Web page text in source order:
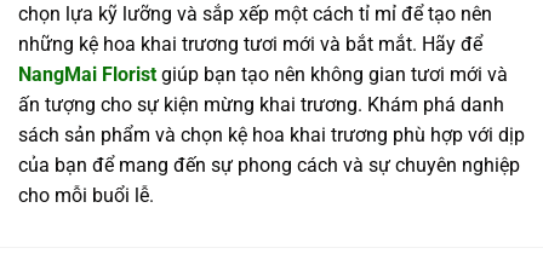
chọn lựa kỹ lưỡng và sắp xếp một cách tỉ mỉ để tạo nên
những kệ hoa khai trương tươi mới và bắt mắt. Hãy để
NangMai Florist giúp bạn tạo nên không gian tươi mới và
ấn tượng cho sự kiện mừng khai trương. Khám phá danh
sách sản phẩm và chọn kệ hoa khai trương phù hợp với dịp
của bạn để mang đến sự phong cách và sự chuyên nghiệp
cho mỗi buổi lễ.